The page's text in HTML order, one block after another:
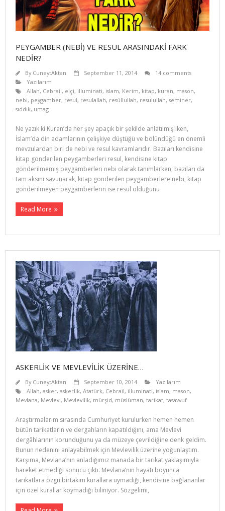
PEYGAMBER (NEBİ) VE RESUL ARASINDAKİ FARK
NEDİR?
By CuneytAktan September 11, 2014
14 comments
Yazılarım
Allah, Cebrail, elçi, illuminati, islam, Kerim, kitap, kuran, mason,
nebi, peygamber, resul, resulallah, resüllullah, resulullah, seminer,
sıddık, umag
Ne yazık ki Kuran’da her şey apaçık bir şekilde anlatılmış iken,
İslam’da din adamlarının çelişkiye düştüğü ve bölündüğü en önemli
mevzulardan biri de nebi ve resul kavramlarıdır. Ba­zıları kendisine
kitap gönderilen peygamberleri resul, kendisine kitap
gönderilmemiş peygamberleri nebi olarak tanımlarken, bazıları da
tam aksini savunarak, kitap gönderilen peygam­berlere nebi, kitap
gönderilmeyen peygamberlerin ise resul olduğunu
Read More
ASKERLİK VE MEVLEVİLİK ÜZERİNE…
By CuneytAktan September 10, 2014
Yazılarım
Allah, asker, askerlik, Atatürk, Cebrail, illuminati, islam, mason,
Mevlana, Mevlevi, Mevlevilik, mürşid, müslüman, tarikat, tasavvuf
Araştırmalarım sırasında Cumhuri­yet kurulurken hemen hemen
bütün tarikatların ve dergah­ların kapatıldığını, ama Mevlevi
dergâhlarının korunduğunu ya da müzeye çevrildiğine denk geldim.
Bunun nedenini anlayabilmek için Mevlevilik üzerine yoğunlaştım.
Karşıma, Mevlana’nın anladığımız manada bir tarikat yaklaşımıyla
hareket etmediği sonucu çıktı. Mevlana’nın hayatı boyunca
tarikatlara özgü birtakım kurallara uymadığı, kendisine bağlananlar
için özel kurallar koymadığı biliniyor. Sözgelimi,